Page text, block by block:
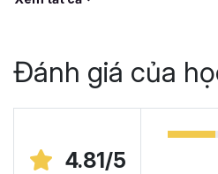
?Nếu như bạn:
Hoặc trước đây chỉ học
Hoặc đã có kiến thức cơ
muốn nâng cao kỹ năng
Đánh giá của
4.81/5